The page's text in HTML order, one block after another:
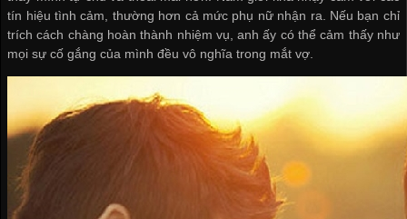
tín hiệu tình cảm, thường hơn cả mức phụ nữ nhận ra. Nếu bạn chỉ
trích cách chàng hoàn thành nhiệm vụ, anh ấy có thể cảm thấy như
mọi sự cố gắng của mình đều vô nghĩa trong mắt vợ.